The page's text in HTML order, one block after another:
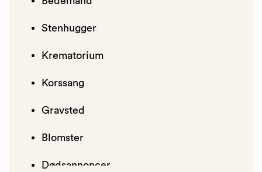
Stenhugger
Krematorium
Korssang
Gravsted
Blomster
Dødsannoncer